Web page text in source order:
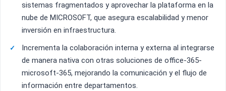
sistemas fragmentados y aprovechar la plataforma en la
nube de MICROSOFT, que asegura escalabilidad y menor
inversión en infraestructura.
Incrementa la colaboración interna y externa al integrarse
de manera nativa con otras soluciones de office-365-
microsoft-365, mejorando la comunicación y el flujo de
información entre departamentos.